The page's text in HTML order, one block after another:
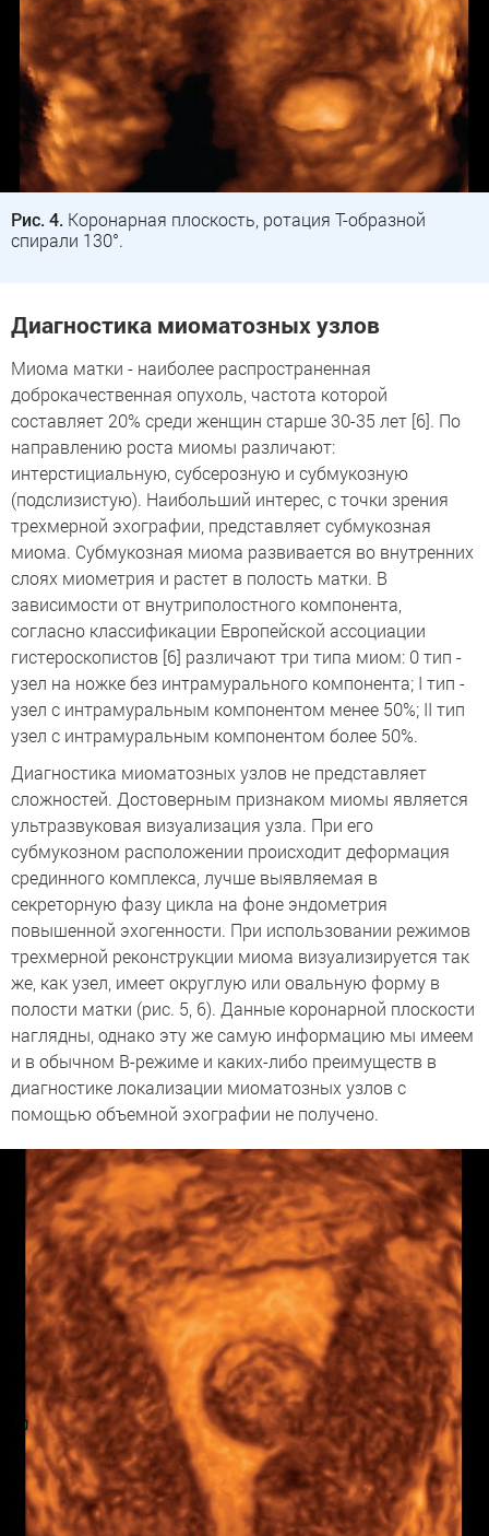
Рис. 4. Коронарная плоскость, ротация Т-образной
спирали 130°.
Диагностика миоматозных узлов
Миома матки - наиболее распространенная
доброкачественная опухоль, частота которой
составляет 20% среди женщин старше 30-35 лет [6]. По
направлению роста миомы различают:
интерстициальную, субсерозную и субмукозную
(подслизистую). Наибольший интерес, с точки зрения
трехмерной эхографии, представляет субмукозная
миома. Субмукозная миома развивается во внутренних
слоях миометрия и растет в полость матки. В
зависимости от внутриполостного компонента,
согласно классификации Европейской ассоциации
гистероскопистов [6] различают три типа миом: 0 тип -
узел на ножке без интрамурального компонента; I тип -
узел с интрамуральным компонентом менее 50%; II тип
узел с интрамуральным компонентом более 50%.
Диагностика миоматозных узлов не представляет
сложностей. Достоверным признаком миомы является
ультразвуковая визуализация узла. При его
субмукозном расположении происходит деформация
срединного комплекса, лучше выявляемая в
секреторную фазу цикла на фоне эндометрия
повышенной эхогенности. При использовании режимов
трехмерной реконструкции миома визуализируется так
же, как узел, имеет округлую или овальную форму в
полости матки (рис. 5, 6). Данные коронарной плоскости
наглядны, однако эту же самую информацию мы имеем
и в обычном В-режиме и каких-либо преимуществ в
диагностике локализации миоматозных узлов с
помощью объемной эхографии не получено.